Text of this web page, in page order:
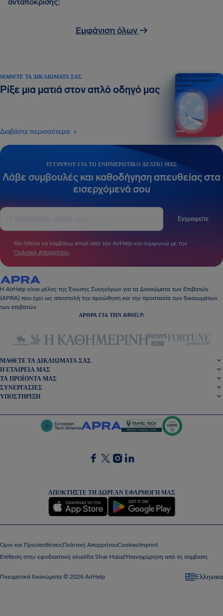
ανταπόκρισης;
Εμφάνιση όλων →
ΕΓΓΡΆΨΟΥ ΓΙΑ ΤΟ ΕΝΗΜΕΡΩΤΙΚΌ ΔΕΛΤΊΟ ΜΑΣ
Λάβε συμβουλές και καθοδήγηση απευθείας στα
εισερχόμενά σου
Εγγραφείτε
Θα ήθελα να λαμβάνω email από την AirHelp και συμφωνώ με την
Πολιτική Απορρήτου.
ΜΆΘΕΤΕ ΤΑ ΔΙΚΑΙΏΜΑΤΆ ΣΑΣ
Ρίξε μια ματιά στον απλό οδηγό μας
Διαβάστε περισσότερα
Οδηγός για τα δικαιώματα
επιβατών αεροπορικών
μεταφορών
ΕΚΔΟΣΗ 2026
Η AirHelp είναι μέλος της Ένωσης Συνηγόρων για τα Δικαιώματα των Επιβατών
(APRA) που έχει ως αποστολή την προώθηση και την προστασία των δικαιωμάτων
των επιβατών.
ΆΡΘΡΑ ΓΙΑ ΤΗΝ AIRHELP:
ΜΆΘΕΤΕ ΤΑ ΔΙΚΑΙΏΜΑΤΆ ΣΑΣ
Η ΕΤΑΙΡΕΊΑ ΜΑΣ
ΤΑ ΠΡΟΪΌΝΤΑ ΜΑΣ
ΣΥΝΕΡΓΑΣΊΕΣ
ΥΠΟΣΤΉΡΙΞΗ
ΑΠΟΚΤΉΣΤΕ ΤΗ ΔΩΡΕΆΝ ΕΦΑΡΜΟΓΉ ΜΑΣ
Όροι και ΠροϋποθέσειςΠολιτική ΑπορρήτουCookiesImprint
Επίθεση στην εφοδιαστική αλυσίδα Shai-HuludΥπαναχώρηση από τη σύμβαση
Πνευματικά δικαιώματα © 2026 AirHelp Eλληνικα